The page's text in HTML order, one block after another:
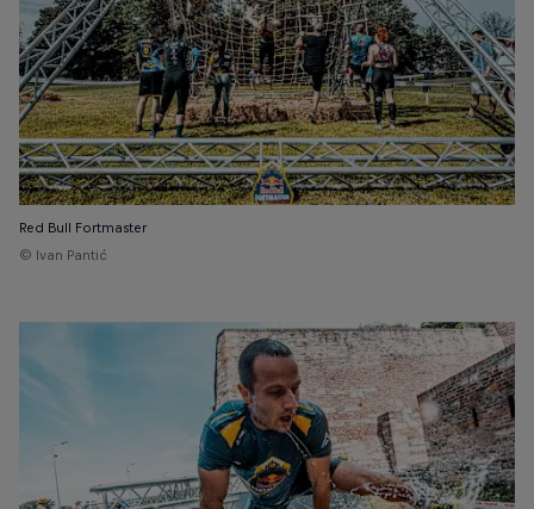
Red Bull Fortmaster
© Ivan Pantić